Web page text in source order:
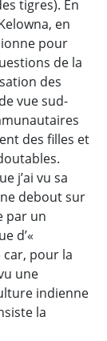
tigres). En
en
pour
de la
des
vue sud-
des filles et
j’ai vu sa
debout sur
par un
d’«
car, pour la
une
indienne
la